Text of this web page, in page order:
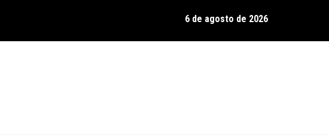
Delírios de Hamilton celebra 30 anos de estrada com show no Gravador
6 de agosto de 2026